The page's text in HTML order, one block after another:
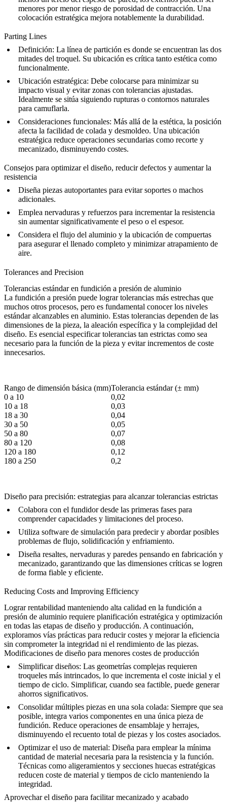
menores por menor riesgo de porosidad de contracción. Una
colocación estratégica mejora notablemente la durabilidad.
Parting Lines
Definición: La línea de partición es donde se encuentran las dos
mitades del troquel. Su ubicación es crítica tanto estética como
funcionalmente.
Ubicación estratégica: Debe colocarse para minimizar su
impacto visual y evitar zonas con tolerancias ajustadas.
Idealmente se sitúa siguiendo rupturas o contornos naturales
para camuflarla.
Consideraciones funcionales: Más allá de la estética, la posición
afecta la facilidad de colada y desmoldeo. Una ubicación
estratégica reduce operaciones secundarias como recorte y
mecanizado, disminuyendo costes.
Consejos para optimizar el diseño, reducir defectos y aumentar la
resistencia
Diseña piezas autoportantes para evitar soportes o machos
adicionales.
Emplea nervaduras y refuerzos para incrementar la resistencia
sin aumentar significativamente el peso o el espesor.
Considera el flujo del aluminio y la ubicación de compuertas
para asegurar el llenado completo y minimizar atrapamiento de
aire.
Tolerances and Precision
Tolerancias estándar en fundición a presión de aluminio
La fundición a presión puede lograr tolerancias más estrechas que
muchos otros procesos, pero es fundamental conocer los niveles
estándar alcanzables en aluminio. Estas tolerancias dependen de las
dimensiones de la pieza, la aleación específica y la complejidad del
diseño. Es esencial especificar tolerancias tan estrictas como sea
necesario para la función de la pieza y evitar incrementos de coste
innecesarios.
Rango de dimensión básica (mm)Tolerancia estándar (± mm)
0 a 10
0,02
10 a 18
0,03
18 a 30
0,04
30 a 50
0,05
50 a 80
0,07
80 a 120
0,08
120 a 180
0,12
180 a 250
0,2
Diseño para precisión: estrategias para alcanzar tolerancias estrictas
Colabora con el fundidor desde las primeras fases para
comprender capacidades y limitaciones del proceso.
Utiliza software de simulación para predecir y abordar posibles
problemas de flujo, solidificación y enfriamiento.
Diseña resaltes, nervaduras y paredes pensando en fabricación y
mecanizado, garantizando que las dimensiones críticas se logren
de forma fiable y eficiente.
Reducing Costs and Improving Efficiency
Lograr rentabilidad manteniendo alta calidad en la fundición a
presión de aluminio requiere planificación estratégica y optimización
en todas las etapas de diseño y producción. A continuación,
exploramos vías prácticas para reducir costes y mejorar la eficiencia
sin comprometer la integridad ni el rendimiento de las piezas.
Modificaciones de diseño para menores costes de producción
Simplificar diseños: Las geometrías complejas requieren
troqueles más intrincados, lo que incrementa el coste inicial y el
tiempo de ciclo. Simplificar, cuando sea factible, puede generar
ahorros significativos.
Consolidar múltiples piezas en una sola colada: Siempre que sea
posible, integra varios componentes en una única pieza de
fundición. Reduce operaciones de ensamblaje y herrajes,
disminuyendo el recuento total de piezas y los costes asociados.
Optimizar el uso de material: Diseña para emplear la mínima
cantidad de material necesaria para la resistencia y la función.
Técnicas como aligeramientos y secciones huecas estratégicas
reducen coste de material y tiempos de ciclo manteniendo la
integridad.
Aprovechar el diseño para facilitar mecanizado y acabado